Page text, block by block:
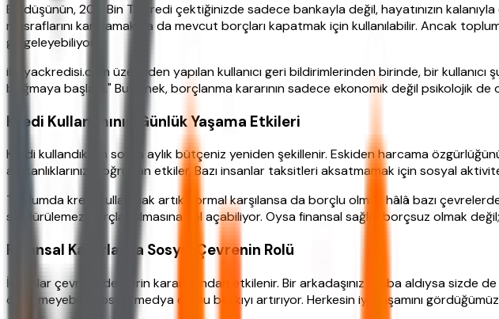
Bir düşünün, 200 Bin TL kredi çektiğinizde sadece bankayla değil, hayatınızın
masraflarını karşılamak ya da mevcut borçları kapatmak için kullanılabilir. Ancak
gölgeleyebiliyor.
ihtiyackredisi.com üzerinden yapılan kullanıcı geri bildirimlerinden birinde, bir
boğmaya başladı." Bu örnek, borçlanma kararının sadece ekonomik değil psikolojik
Kredi Kullanımının Günlük Yaşama Etkileri
Kredi kullandıktan sonra aylık bütçeniz yeniden şekillenir. Eskiden harcama
alışkanlıklarınızı doğrudan etkiler. Bazı insanlar taksitleri aksatmamak için sosyal
Toplumda kredi kullanmak artık normal karşılansa da borçlu olmak hâlâ bazı
sürdürülemez borçlar almasına yol açabiliyor. Oysa finansal sağlık, borçsuz olmak
Finansal Kararlarda Sosyal Çevrenin Rolü
İnsanlar çevresindekilerin kararlarından etkilenir. Bir arkadaşınız araba aldıysa sizde
örtüşmeyebilir. Sosyal medya da bu baskıyı artırıyor. Herkesin iyi yaşamını